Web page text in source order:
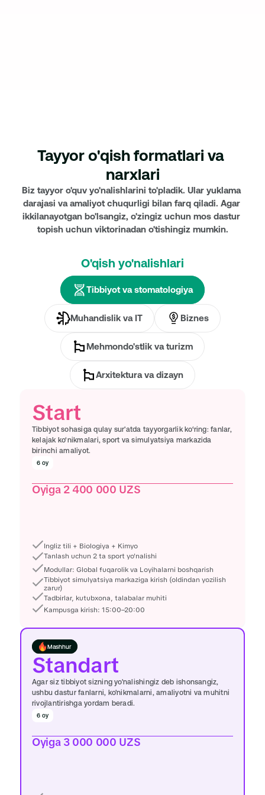
Tayyor o'qish formatlari va
narxlari
Biz tayyor o'quv yo'nalishlarini to'pladik. Ular yuklama
darajasi va amaliyot chuqurligi bilan farq qiladi. Agar
ikkilanayotgan bo'lsangiz, o'zingiz uchun mos dastur
topish uchun viktorinadan o'tishingiz mumkin.
Tibbiyot va stomatologiya
Muhandislik va IT Biznes
Mehmondo'stlik va turizm
Arxitektura va dizayn
Start
Tibbiyot sohasiga qulay sur'atda tayyorgarlik ko‘ring: fanlar,
kelajak ko‘nikmalari, sport va simulyatsiya markazida
birinchi amaliyot.
6 oy
Oyiga 2 400 000 UZS
Joyni band qilish
Ingliz tili + Biologiya + Kimyo
Tanlash uchun 2 ta sport yo'nalishi
Modullar: Global fuqarolik va Loyihalarni boshqarish
Tibbiyot simulyatsiya markaziga kirish (oldindan yozilish
zarur)
Tadbirlar, kutubxona, talabalar muhiti
Kampusga kirish: 15:00–20:00
Standart
Mashhur
Agar siz tibbiyot sizning yo'nalishingiz deb ishonsangiz,
ushbu dastur fanlarni, ko'nikmalarni, amaliyotni va muhitni
rivojlantirishga yordam beradi.
6 oy
Oyiga 3 000 000 UZS
O'qish yo'nalishlari